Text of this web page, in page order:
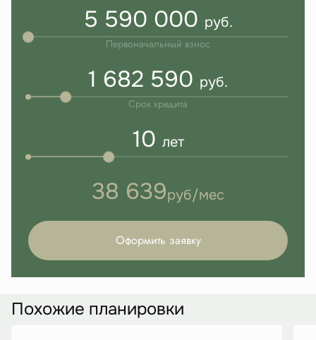
5 590 000 руб.
Первоначальный взнос
1 682 590 руб.
Срок кредита
10 лет
38 639руб/мес
Оформить заявку
Похожие планировки